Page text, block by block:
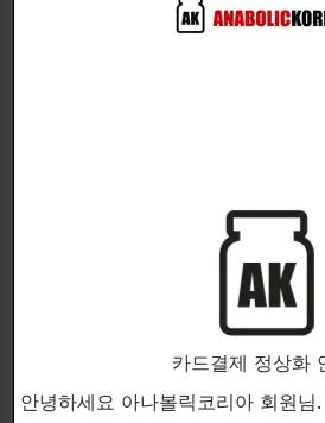
Gaspari Nutrition사가 SizeOn을
포츠보조제업계를 한단계 더 업그
SizeOn은 고품질의 가수분해 유청
상의 디펩티드와 트리펩티드를 함
류신과 같이 신진대사를 촉진하는
이성분들의 혼합물은 운동능력,골
아주 놀라운 효능이 있으면 운동을
기가 향상되는것을 느낄 수 있습니다.
카드결제 정상화
안녕하세요 아나볼릭코리아 회원님.